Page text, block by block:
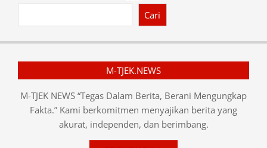
Cari
M-TJEK.NEWS
M-TJEK NEWS “Tegas Dalam Berita, Berani Mengungkap
Fakta.” Kami berkomitmen menyajikan berita yang
akurat, independen, dan berimbang.